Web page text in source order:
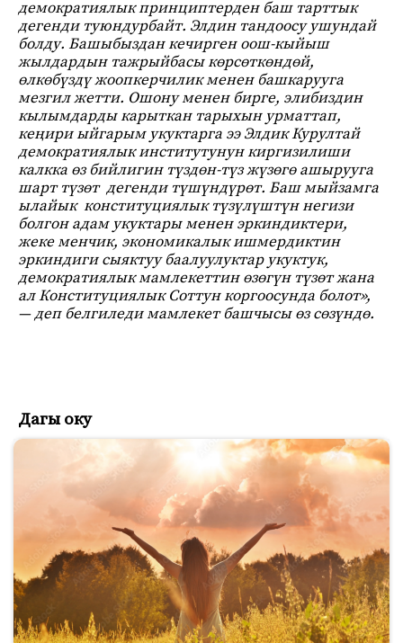
демократиялык принциптерден баш тарттык
дегенди туюндурбайт. Элдин тандоосу ушундай
болду. Башыбыздан кечирген оош-кыйыш
жылдардын тажрыйбасы көрсөткөндөй,
өлкөбүздү жоопкерчилик менен башкарууга
мезгил жетти. Ошону менен бирге, элибиздин
кылымдарды карыткан тарыхын урматтап,
кеңири ыйгарым укуктарга ээ Элдик Курултай
демократиялык институтунун киргизилиши
калкка өз бийлигин түздөн-түз жүзөгө ашырууга
шарт түзөт дегенди түшүндүрөт. Баш мыйзамга
ылайык конституциялык түзүлүштүн негизи
болгон адам укуктары менен эркиндиктери,
жеке менчик, экономикалык ишмердиктин
эркиндиги сыяктуу баалуулуктар укуктук,
демократиялык мамлекеттин өзөгүн түзөт жана
ал Конституциялык Соттун коргоосунда болот»,
— деп белгиледи мамлекет башчысы өз сөзүндө.
Дагы оку